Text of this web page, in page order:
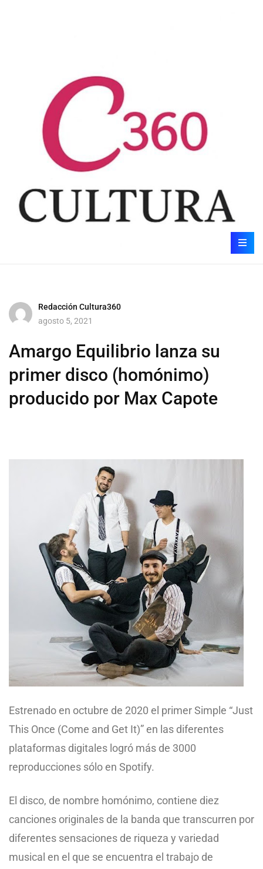
Redacción Cultura360
agosto 5, 2021
Amargo Equilibrio lanza su
primer disco (homónimo)
producido por Max Capote
Estrenado en octubre de 2020 el primer Simple “Just
This Once (Come and Get It)” en las diferentes
plataformas digitales logró más de 3000
reproducciones sólo en Spotify.
El disco, de nombre homónimo, contiene diez
canciones originales de la banda que transcurren por
diferentes sensaciones de riqueza y variedad
musical en el que se encuentra el trabajo de